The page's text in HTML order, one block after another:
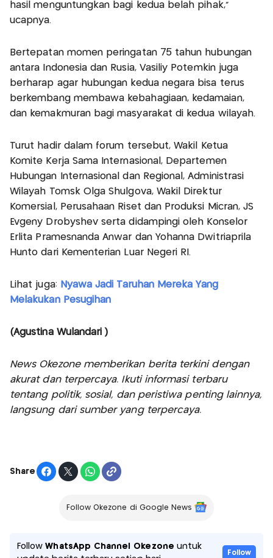
hasil menguntungkan bagi kedua belah pihak,"
ucapnya.
Bertepatan momen peringatan 75 tahun hubungan
antara Indonesia dan Rusia, Vasiliy Potemkin juga
berharap agar hubungan kedua negara bisa terus
berkembang membawa kebahagiaan, kedamaian,
dan kemakmuran bagi masyarakat di kedua wilayah.
Turut hadir dalam forum tersebut, Wakil Ketua
Komite Kerja Sama Internasional, Departemen
Hubungan Internasional dan Regional, Administrasi
Wilayah Tomsk Olga Shulgova, Wakil Direktur
Komersial, Perusahaan Riset dan Produksi Micran, JS
Evgeny Drobyshev serta didampingi oleh Konselor
Erlita Pramesnanda Anwar dan Yohanna Dwitriaprila
Hunto dari Kementerian Luar Negeri RI.
Lihat juga: Nyawa Jadi Taruhan Mereka Yang
Melakukan Pesugihan
(Agustina Wulandari )
News Okezone memberikan berita terkini dengan
akurat dan terpercaya. Ikuti informasi terbaru
tentang politik, sosial, dan peristiwa penting lainnya,
langsung dari sumber yang terpercaya.
Share
Follow Okezone di Google News
FollowWhatsApp Channel Okezone untuk
Follow